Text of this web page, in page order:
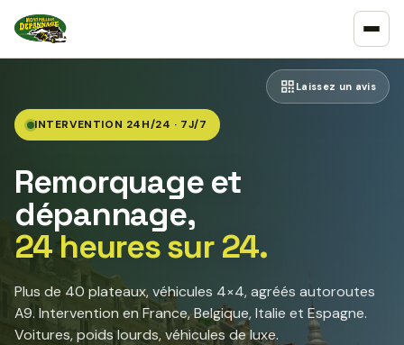
Laissez un avis
INTERVENTION 24H/24 · 7J/7
Remorquage et
dépannage,
24 heures sur 24.
Plus de 40 plateaux, véhicules 4×4, agréés autoroutes
A9. Intervention en France, Belgique, Italie et Espagne.
Voitures, poids lourds, véhicules de luxe.